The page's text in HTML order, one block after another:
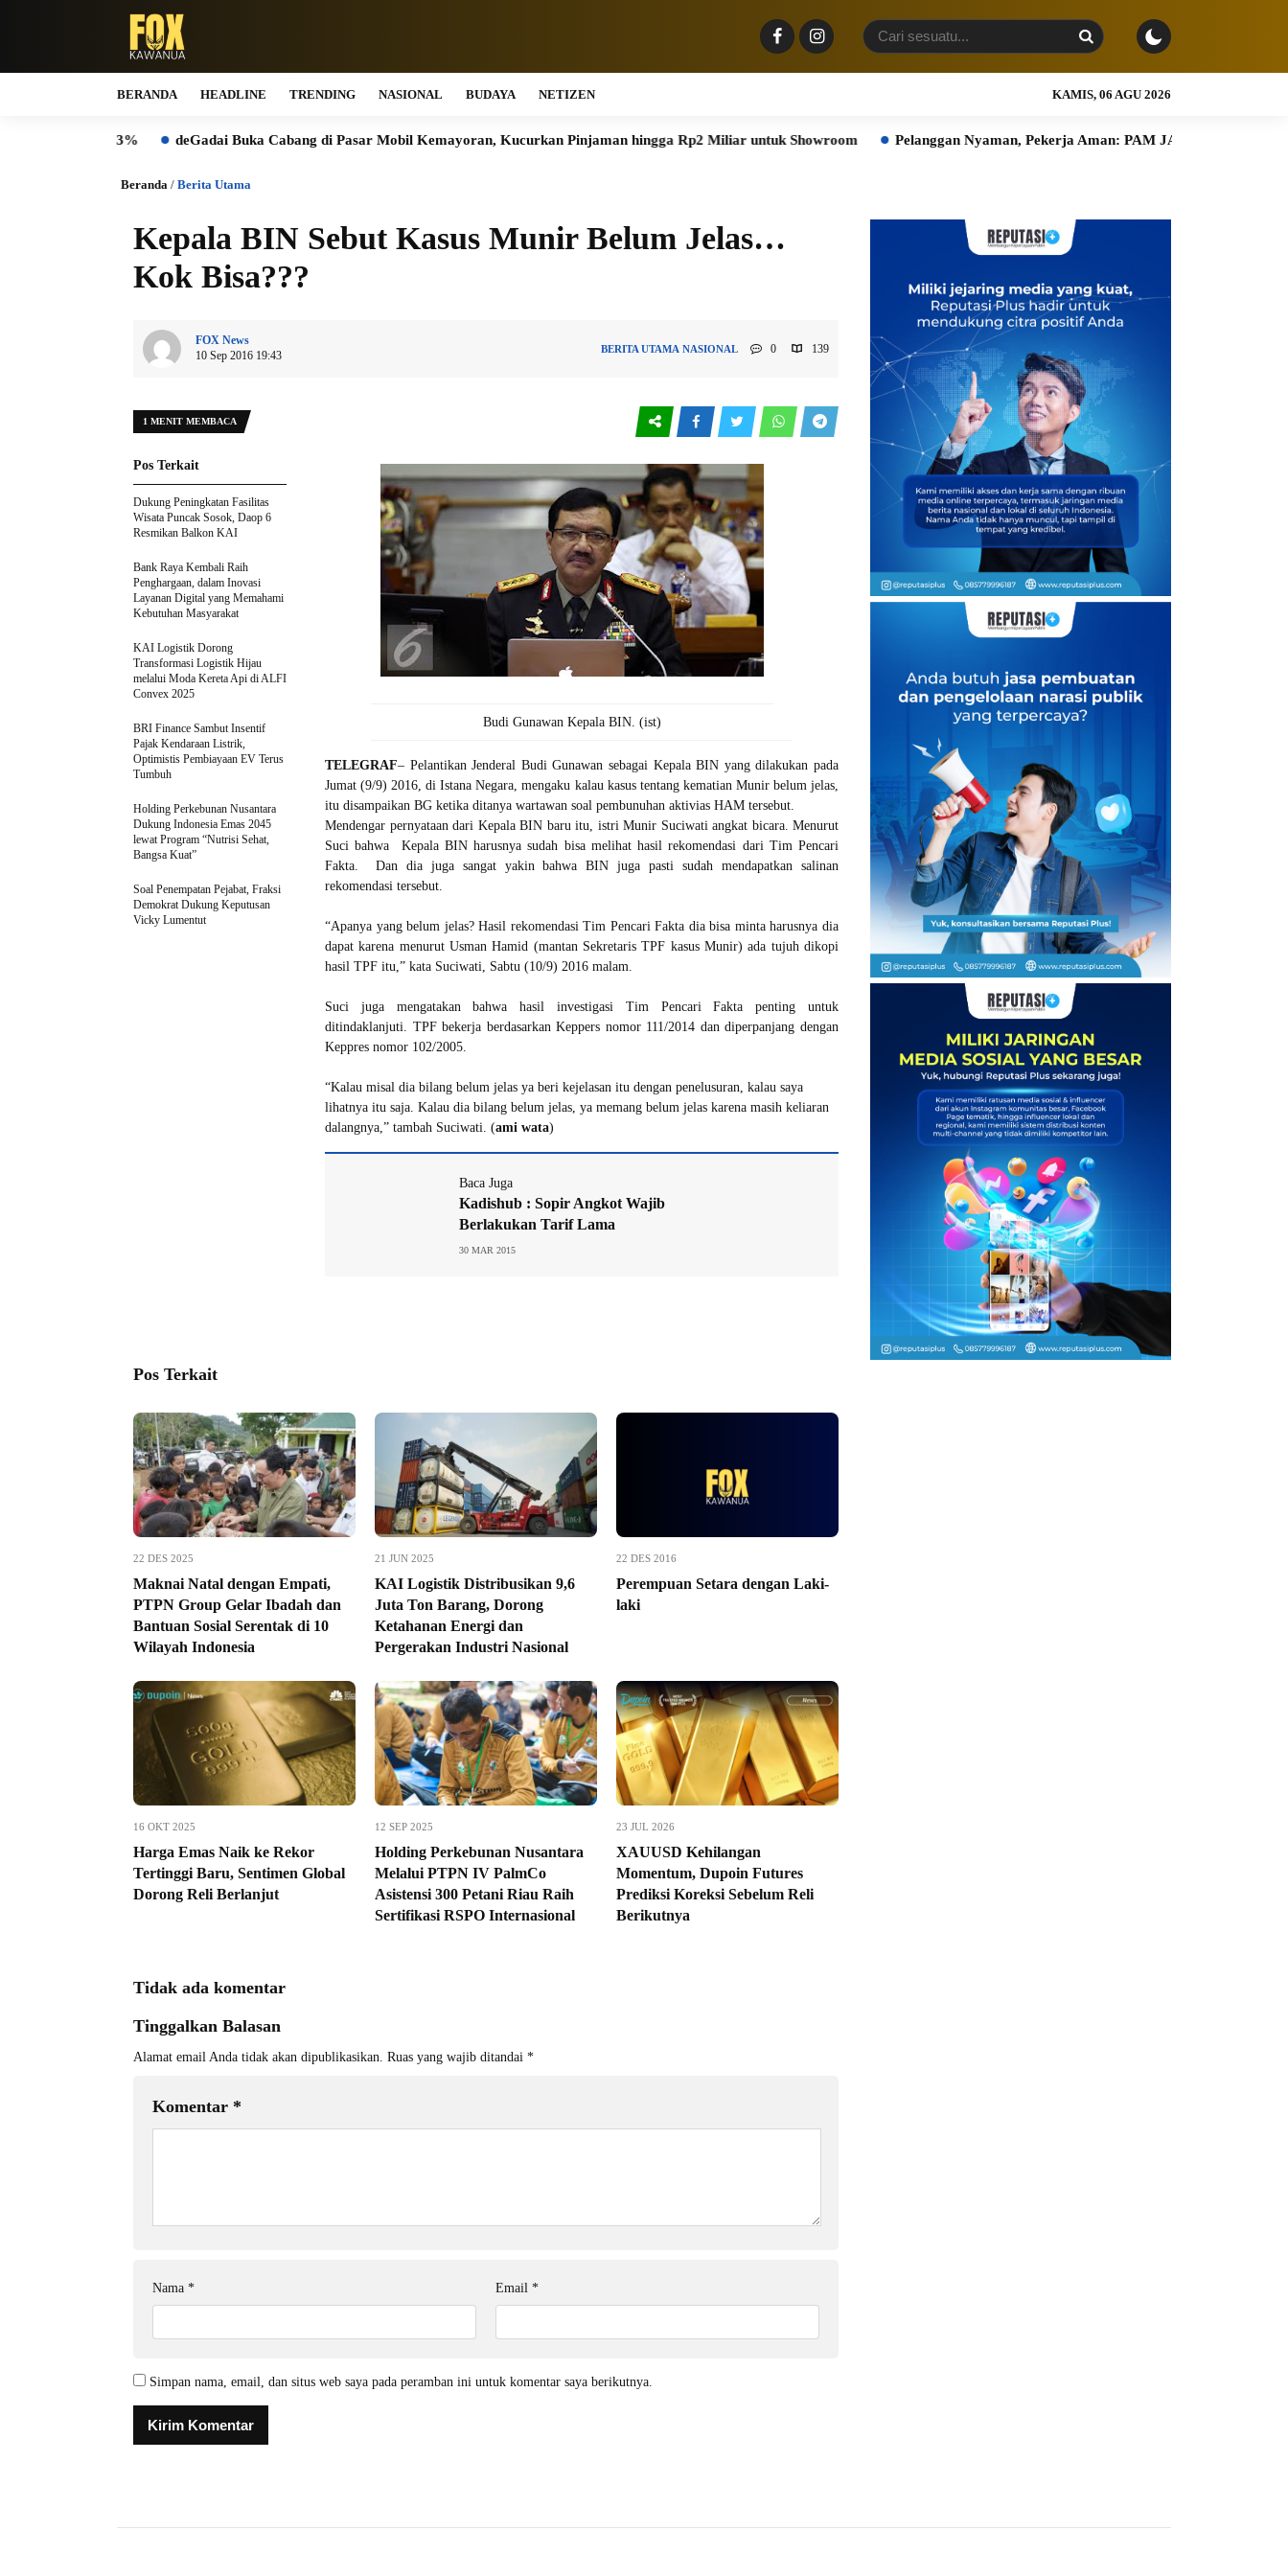
BERANDA HEADLINE TRENDING NASIONAL BUDAYA NETIZEN KAMIS, 06 AGU 2026
deGadai Buka Cabang di Pasar Mobil Kemayoran, Kucurkan Pinjaman hingga Rp2 Miliar untuk Showroom Pelanggan Nyaman, Pekerja Aman: PAM JAYA Perkuat Komitmen K3
Beranda / Berita Utama
Kepala BIN Sebut Kasus Munir Belum Jelas…
Kok Bisa???
FOX News
10 Sep 2016 19:43
BERITA UTAMA NASIONAL 0 139
1 MENIT MEMBACA
Budi Gunawan Kepala BIN. (ist)
TELEGRAF– Pelantikan Jenderal Budi Gunawan sebagai Kepala BIN yang dilakukan pada
Jumat (9/9) 2016, di Istana Negara, mengaku kalau kasus tentang kematian Munir belum jelas,
itu disampaikan BG ketika ditanya wartawan soal pembunuhan aktivias HAM tersebut.
Mendengar pernyataan dari Kepala BIN baru itu, istri Munir Suciwati angkat bicara. Menurut
Suci bahwa Kepala BIN harusnya sudah bisa melihat hasil rekomendasi dari Tim Pencari
Fakta. Dan dia juga sangat yakin bahwa BIN juga pasti sudah mendapatkan salinan
rekomendasi tersebut.
“Apanya yang belum jelas? Hasil rekomendasi Tim Pencari Fakta dia bisa minta harusnya dia
dapat karena menurut Usman Hamid (mantan Sekretaris TPF kasus Munir) ada tujuh dikopi
hasil TPF itu,” kata Suciwati, Sabtu (10/9) 2016 malam.
Suci juga mengatakan bahwa hasil investigasi Tim Pencari Fakta penting untuk
ditindaklanjuti. TPF bekerja berdasarkan Keppers nomor 111/2014 dan diperpanjang dengan
Keppres nomor 102/2005.
“Kalau misal dia bilang belum jelas ya beri kejelasan itu dengan penelusuran, kalau saya
lihatnya itu saja. Kalau dia bilang belum jelas, ya memang belum jelas karena masih keliaran
dalangnya,” tambah Suciwati. (ami wata)
Baca Juga
Kadishub : Sopir Angkot Wajib
Berlakukan Tarif Lama
30 MAR 2015
Pos Terkait
Dukung Peningkatan Fasilitas
Wisata Puncak Sosok, Daop 6
Resmikan Balkon KAI
Bank Raya Kembali Raih
Penghargaan, dalam Inovasi
Layanan Digital yang Memahami
Kebutuhan Masyarakat
KAI Logistik Dorong
Transformasi Logistik Hijau
melalui Moda Kereta Api di ALFI
Convex 2025
BRI Finance Sambut Insentif
Pajak Kendaraan Listrik,
Optimistis Pembiayaan EV Terus
Tumbuh
Holding Perkebunan Nusantara
Dukung Indonesia Emas 2045
lewat Program “Nutrisi Sehat,
Bangsa Kuat”
Soal Penempatan Pejabat, Fraksi
Demokrat Dukung Keputusan
Vicky Lumentut
Pos Terkait
22 DES 2025
Maknai Natal dengan Empati,
PTPN Group Gelar Ibadah dan
Bantuan Sosial Serentak di 10
Wilayah Indonesia
21 JUN 2025
KAI Logistik Distribusikan 9,6
Juta Ton Barang, Dorong
Ketahanan Energi dan
Pergerakan Industri Nasional
22 DES 2016
Perempuan Setara dengan Laki-
laki
16 OKT 2025
Harga Emas Naik ke Rekor
Tertinggi Baru, Sentimen Global
Dorong Reli Berlanjut
12 SEP 2025
Holding Perkebunan Nusantara
Melalui PTPN IV PalmCo
Asistensi 300 Petani Riau Raih
Sertifikasi RSPO Internasional
23 JUL 2026
XAUUSD Kehilangan
Momentum, Dupoin Futures
Prediksi Koreksi Sebelum Reli
Berikutnya
Tidak ada komentar
Tinggalkan Balasan
Alamat email Anda tidak akan dipublikasikan. Ruas yang wajib ditandai *
Komentar *
Nama * Email *
Simpan nama, email, dan situs web saya pada peramban ini untuk komentar saya berikutnya.